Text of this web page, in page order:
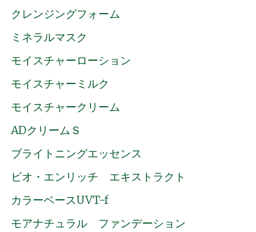
クレンジングフォーム
ミネラルマスク
モイスチャーローション
モイスチャーミルク
モイスチャークリーム
ADクリームＳ
ブライトニングエッセンス
ビオ・エンリッチ エキストラクト
カラーベースUVT-f
モアナチュラル ファンデーション